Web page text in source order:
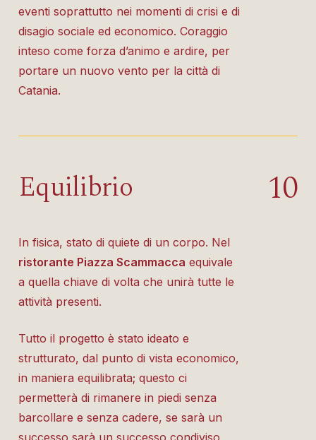
eventi soprattutto nei momenti di crisi e di
disagio sociale ed economico. Coraggio
inteso come forza d’animo e ardire, per
portare un nuovo vento per la città di
Catania.
Equilibrio
In fisica, stato di quiete di un corpo. Nel
ristorante Piazza Scammacca equivale
a quella chiave di volta che unirà tutte le
attività presenti.
Tutto il progetto è stato ideato e
strutturato, dal punto di vista economico,
in maniera equilibrata; questo ci
permetterà di rimanere in piedi senza
barcollare e senza cadere, se sarà un
10